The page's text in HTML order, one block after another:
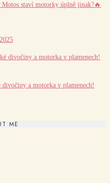
staví motorky úplně jinak?🔥
divočiny a motorka v plamenech!
a motorka v plamenech!
ME